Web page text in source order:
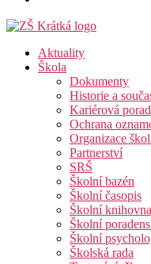
Aktuality
Škola
Dokumenty
Historie a
Kariérová
Ochrana
Organizace
Partnerství
SRŠ
Školní bazén
Školní časopis
Školní knihovna
Školní
Školní
Školská rada